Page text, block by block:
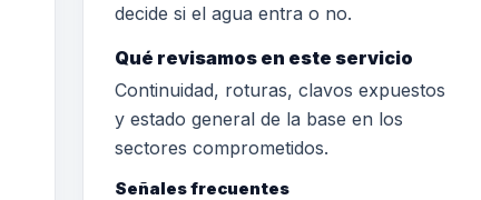
decide si el agua entra o no.
Qué revisamos en este servicio
Continuidad, roturas, clavos expuestos
y estado general de la base en los
sectores comprometidos.
Señales frecuentes